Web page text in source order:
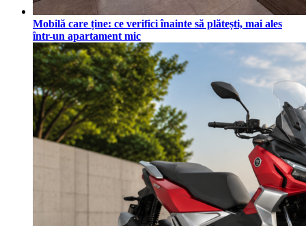
Mobilă care ține: ce verifici înainte să plătești, mai ales
într-un apartament mic